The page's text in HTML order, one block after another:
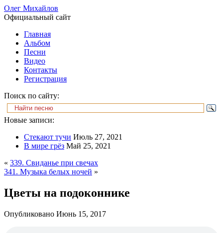
Олег Михайлов
Официальный сайт
Главная
Альбом
Песни
Видео
Контакты
Регистрация
Поиск по сайту:
Новые записи:
Стекают тучи Июль 27, 2021
В мире грёз Май 25, 2021
« 339. Свиданье при свечах
341. Музыка белых ночей »
Цветы на подоконнике
Опубликовано Июнь 15, 2017